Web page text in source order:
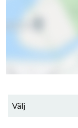
Välj